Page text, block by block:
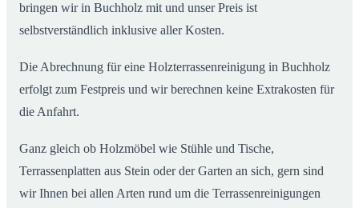
bringen wir in Buchholz mit und unser Preis ist
selbstverständlich inklusive aller Kosten.
Die Abrechnung für eine Holzterrassenreinigung in Buchholz
erfolgt zum Festpreis und wir berechnen keine Extrakosten für
die Anfahrt.
Ganz gleich ob Holzmöbel wie Stühle und Tische,
Terrassenplatten aus Stein oder der Garten an sich, gern sind
wir Ihnen bei allen Arten rund um die Terrassenreinigungen